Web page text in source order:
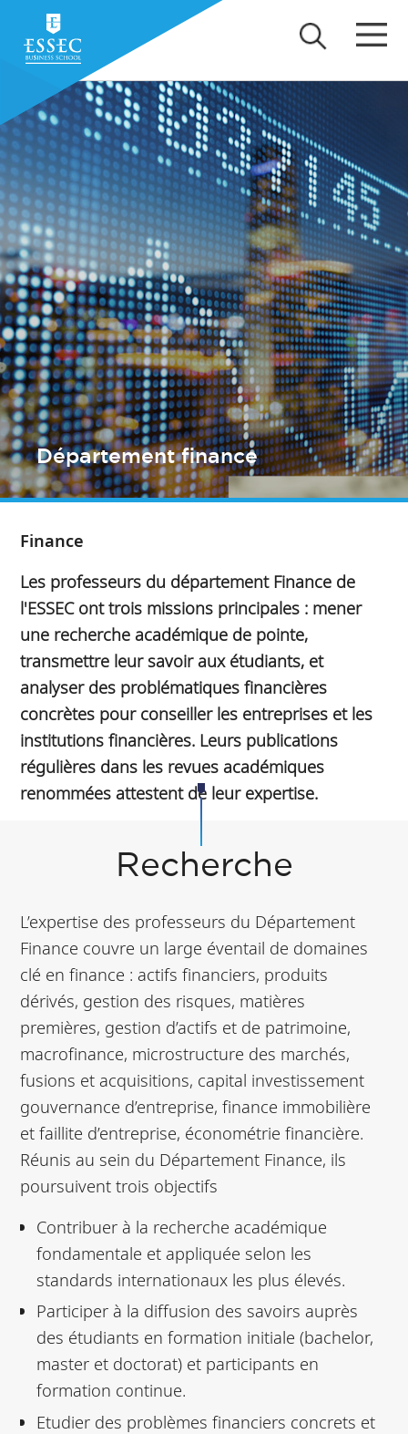
Département finance
Finance
Les professeurs du département Finance de
l'ESSEC ont trois missions principales : mener
une recherche académique de pointe,
transmettre leur savoir aux étudiants, et
analyser des problématiques financières
concrètes pour conseiller les entreprises et les
institutions financières. Leurs publications
régulières dans les revues académiques
renommées attestent de leur expertise.
Recherche
L’expertise des professeurs du Département
Finance couvre un large éventail de domaines
clé en finance : actifs financiers, produits
dérivés, gestion des risques, matières
premières, gestion d’actifs et de patrimoine,
macrofinance, microstructure des marchés,
fusions et acquisitions, capital investissement
gouvernance d’entreprise, finance immobilière
et faillite d’entreprise, économétrie financière.
Réunis au sein du Département Finance, ils
poursuivent trois objectifs
Contribuer à la recherche académique
fondamentale et appliquée selon les
standards internationaux les plus élevés.
Participer à la diffusion des savoirs auprès
des étudiants en formation initiale (bachelor,
master et doctorat) et participants en
formation continue.
Etudier des problèmes financiers concrets et